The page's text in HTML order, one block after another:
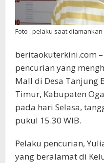
Foto : pelaku saat diamankan
beritaokuterkini.com
pencurian yang
Mall di Desa Tanjung
Timur, Kabupaten
pada hari Selasa,
pukul 15.30 WIB.
Pelaku pencurian,
yang beralamat di